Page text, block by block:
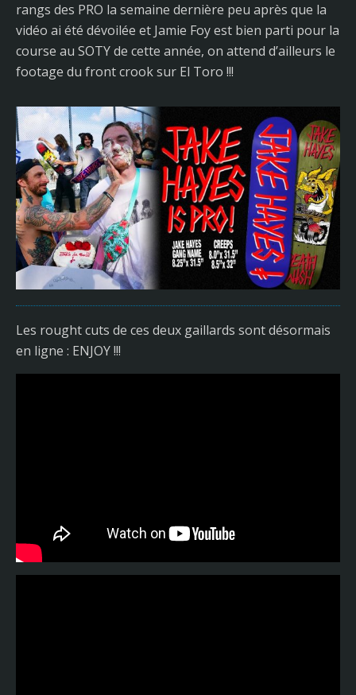
rangs des PRO la semaine dernière peu après que la
vidéo ai été dévoilée et Jamie Foy est bien parti pour la
course au SOTY de cette année, on attend d’ailleurs le
footage du front crook sur El Toro !!!
Les rought cuts de ces deux gaillards sont désormais
en ligne : ENJOY !!!